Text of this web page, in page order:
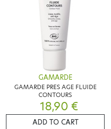
GAMARDE
GAMARDE PRES AGE FLUIDE
CONTOURS
18,90 €
ADD TO CART